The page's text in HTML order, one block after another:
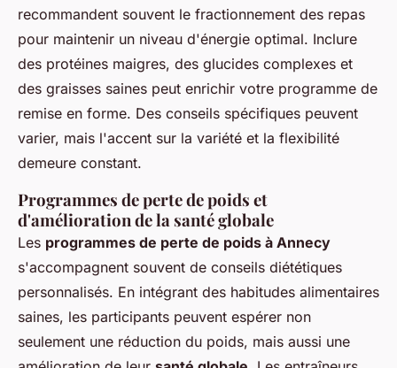
recommandent souvent le fractionnement des repas
pour maintenir un niveau d'énergie optimal. Inclure
des protéines maigres, des glucides complexes et
des graisses saines peut enrichir votre programme de
remise en forme. Des conseils spécifiques peuvent
varier, mais l'accent sur la variété et la flexibilité
demeure constant.
Programmes de perte de poids et
d'amélioration de la santé globale
Les programmes de perte de poids à Annecy
s'accompagnent souvent de conseils diététiques
personnalisés. En intégrant des habitudes alimentaires
saines, les participants peuvent espérer non
seulement une réduction du poids, mais aussi une